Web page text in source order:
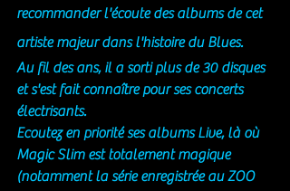
recommander l'écoute des albums de cet
artiste majeur dans l'histoire du Blues.
Au fil des ans, il a sorti plus de 30 disques
et s'est fait connaître pour ses concerts
électrisants.
Ecoutez en priorité ses albums Live, là où
Magic Slim est totalement magique
(notamment la série enregistrée au ZOO